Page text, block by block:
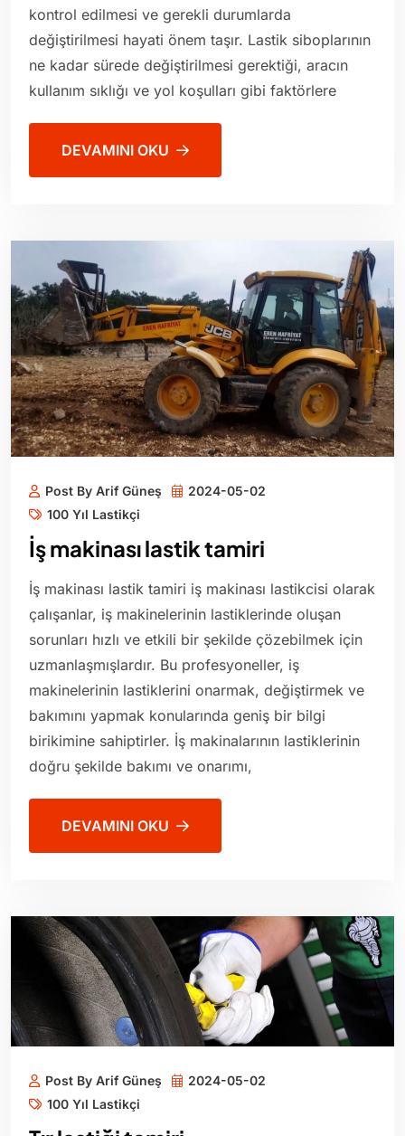
kontrol edilmesi ve gerekli durumlarda
değiştirilmesi hayati önem taşır. Lastik siboplarının
ne kadar sürede değiştirilmesi gerektiği, aracın
kullanım sıklığı ve yol koşulları gibi faktörlere
DEVAMINI OKU
Post By Arif Güneş
2024-05-02
100 Yıl Lastikçi
İş makinası lastik tamiri
İş makinası lastik tamiri iş makinası lastikcisi olarak
çalışanlar, iş makinelerinin lastiklerinde oluşan
sorunları hızlı ve etkili bir şekilde çözebilmek için
uzmanlaşmışlardır. Bu profesyoneller, iş
makinelerinin lastiklerini onarmak, değiştirmek ve
bakımını yapmak konularında geniş bir bilgi
birikimine sahiptirler. İş makinalarının lastiklerinin
doğru şekilde bakımı ve onarımı,
DEVAMINI OKU
Post By Arif Güneş
2024-05-02
100 Yıl Lastikçi